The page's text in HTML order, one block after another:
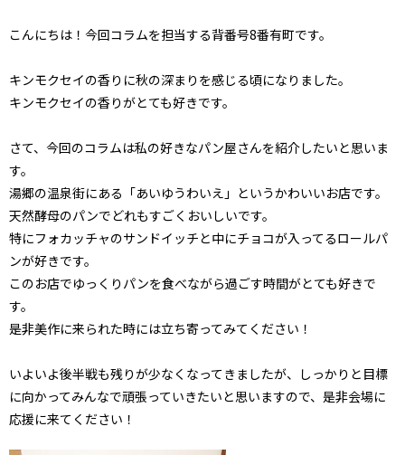
こんにちは！今回コラムを担当する背番号8番有町です。
キンモクセイの香りに秋の深まりを感じる頃になりました。
キンモクセイの香りがとても好きです。
さて、今回のコラムは私の好きなパン屋さんを紹介したいと思いま
す。
湯郷の温泉街にある「あいゆうわいえ」というかわいいお店です。
天然酵母のパンでどれもすごくおいしいです。
特にフォカッチャのサンドイッチと中にチョコが入ってるロールパ
ンが好きです。
このお店でゆっくりパンを食べながら過ごす時間がとても好きで
す。
是非美作に来られた時には立ち寄ってみてください！
いよいよ後半戦も残りが少なくなってきましたが、しっかりと目標
に向かってみんなで頑張っていきたいと思いますので、是非会場に
応援に来てください！